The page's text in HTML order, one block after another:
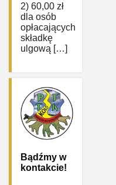
2) 60,00 zł
dla osób
opłacających
składkę
ulgową […]
Bądźmy w
kontakcie!